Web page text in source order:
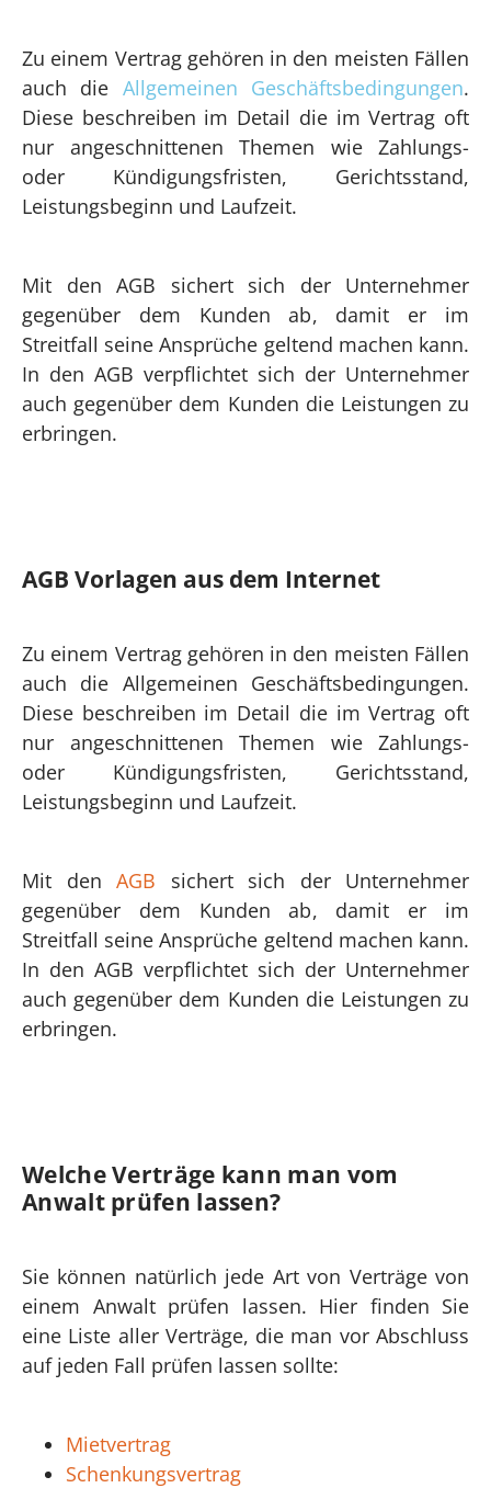
Zu einem Vertrag gehören in den meisten Fällen
auch die Allgemeinen Geschäftsbedingungen.
Diese beschreiben im Detail die im Vertrag oft
nur angeschnittenen Themen wie Zahlungs-
oder Kündigungsfristen, Gerichtsstand,
Leistungsbeginn und Laufzeit.
Mit den AGB sichert sich der Unternehmer
gegenüber dem Kunden ab, damit er im
Streitfall seine Ansprüche geltend machen kann.
In den AGB verpflichtet sich der Unternehmer
auch gegenüber dem Kunden die Leistungen zu
erbringen.
AGB Vorlagen aus dem Internet
Zu einem Vertrag gehören in den meisten Fällen
auch die Allgemeinen Geschäftsbedingungen.
Diese beschreiben im Detail die im Vertrag oft
nur angeschnittenen Themen wie Zahlungs-
oder Kündigungsfristen, Gerichtsstand,
Leistungsbeginn und Laufzeit.
Mit den AGB sichert sich der Unternehmer
gegenüber dem Kunden ab, damit er im
Streitfall seine Ansprüche geltend machen kann.
In den AGB verpflichtet sich der Unternehmer
auch gegenüber dem Kunden die Leistungen zu
erbringen.
Welche Verträge kann man vom
Anwalt prüfen lassen?
Sie können natürlich jede Art von Verträge von
einem Anwalt prüfen lassen. Hier finden Sie
eine Liste aller Verträge, die man vor Abschluss
auf jeden Fall prüfen lassen sollte:
Mietvertrag
Schenkungsvertrag